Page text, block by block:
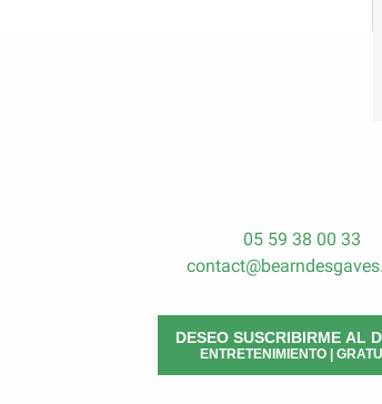
05 59 38 00 33
DESEO SUSCRIBIRME AL
ENTRETENIMIENTO |